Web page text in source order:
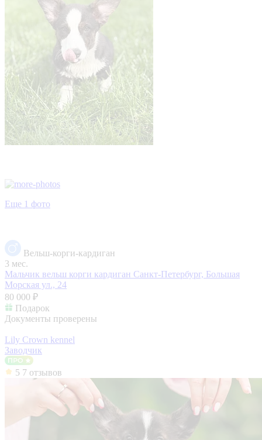
Еще 1 фото
Вельш-корги-кардиган
3 мес.
Мальчик вельш корги кардиган Санкт-Петербург, Большая
Морская ул., 24
80 000 ₽
Подарок
Документы проверены
Lily Crown kennel
Заводчик
5 7 отзывов